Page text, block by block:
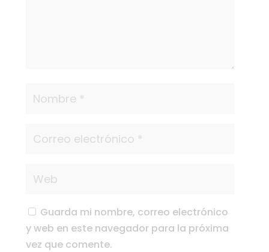
Guarda mi nombre, correo electrónico
y web en este navegador para la próxima
vez que comente.